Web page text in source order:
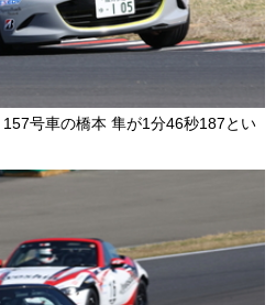
157号車の橋本 隼が1分46秒187とい